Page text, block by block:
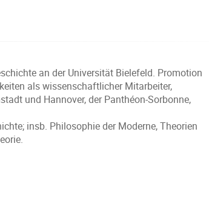
an der Universität Bielefeld. Promotion
als wissenschaftlicher Mitarbeiter,
und Hannover, der Panthéon-Sorbonne,
insb. Philosophie der Moderne, Theorien